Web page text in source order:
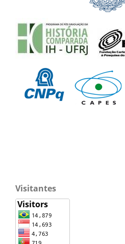
Visitantes